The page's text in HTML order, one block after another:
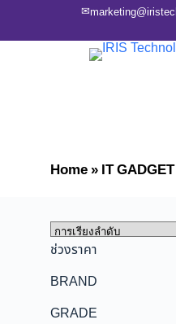
✉
Home»IT GADGET
ช่วงราคา
BRAND
GRADE